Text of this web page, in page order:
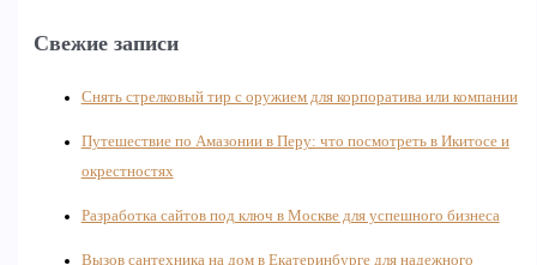
Свежие записи
Снять стрелковый тир с оружием для корпоратива или компании
Путешествие по Амазонии в Перу: что посмотреть в Икитосе и
окрестностях
Разработка сайтов под ключ в Москве для успешного бизнеса
Вызов сантехника на дом в Екатеринбурге для надежного